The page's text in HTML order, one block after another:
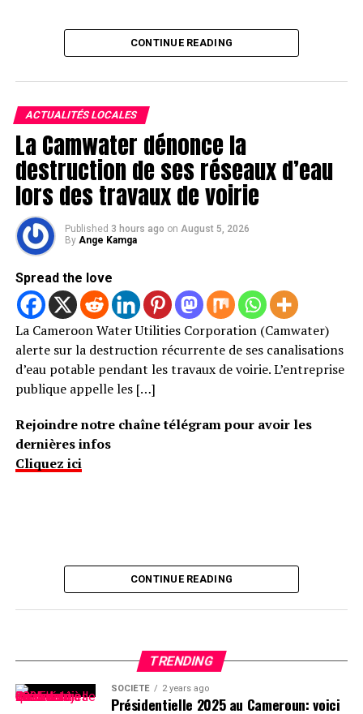
CONTINUE READING
ACTUALITÉS LOCALES
La Camwater dénonce la
destruction de ses réseaux d’eau
lors des travaux de voirie
Published 3 hours ago on August 5, 2026
By Ange Kamga
Spread the love
La Cameroon Water Utilities Corporation (Camwater)
alerte sur la destruction récurrente de ses canalisations
d’eau potable pendant les travaux de voirie. L’entreprise
publique appelle les […]
Rejoindre notre chaîne télégram pour avoir les
dernières infos
Cliquez ici
CONTINUE READING
TRENDING
SOCIÉTÉ 2 years ago
Présidentielle 2025 au Cameroun: voici